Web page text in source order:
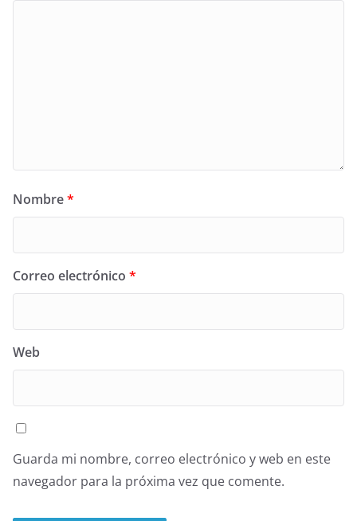
Nombre*
Correo electrónico *
Web
Guarda mi nombre, correo electrónico y web en este
navegador para la próxima vez que comente.